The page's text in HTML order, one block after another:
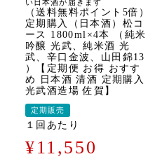
い日本酒が届きます
（送料無料ポイント5倍）
定期購入（日本酒）松コ
ース 1800ml×4本 （純米
吟醸 光武、純米酒 光
武、辛口金波、山田錦13
）【定期便 お得 おすす
め 日本酒 清酒 定期購入
光武酒造場 佐賀】
定期販売
１回あたり
¥11,550